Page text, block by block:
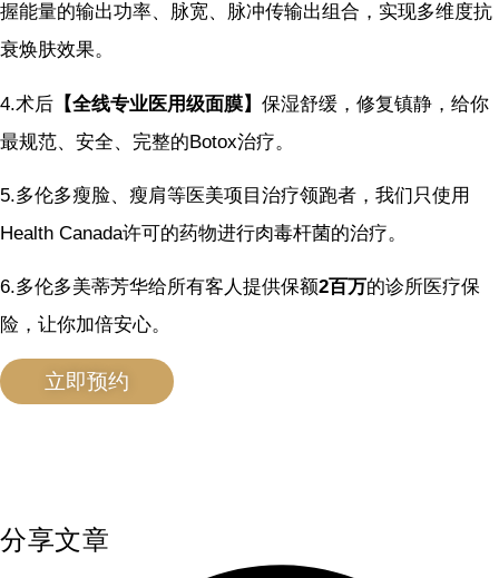
握能量的输出功率、脉宽、脉冲传输出组合，实现多维度抗
衰焕肤效果。
4.术后 【全线专业医用级面膜】 保湿舒缓，修复镇静，给你
最规范、安全、完整的Botox治疗。
5.多伦多瘦脸、瘦肩等医美项目治疗领跑者，我们只使用
Health Canada许可的药物进行肉毒杆菌的治疗。
6.多伦多美蒂芳华给所有客人提供保额2百万的诊所医疗保
险，让你加倍安心。
立即预约
分享文章